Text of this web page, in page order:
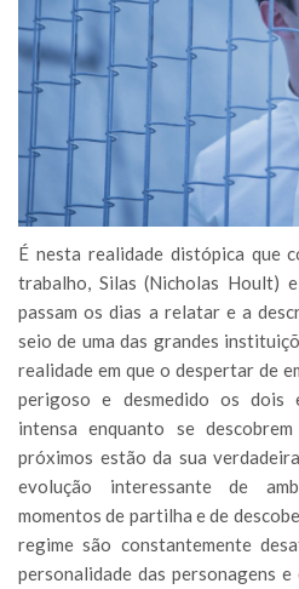
É nesta realidade distópica que
trabalho, Silas (Nicholas Hoult)
passam os dias a relatar e a
seio de uma das grandes
realidade em que o despertar de
perigoso e desmedido os dois
intensa enquanto se
próximos estão da sua
evolução interessante de
momentos de partilha e de
regime são constantemente
personalidade das personagens